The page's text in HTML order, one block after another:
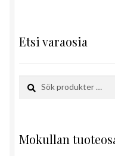
Etsi varaosia
Sök
efter:
Sök
Mokullan